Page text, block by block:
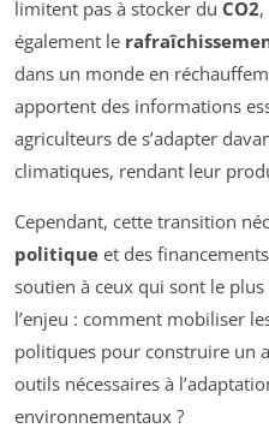
limitent pas à stocker du CO2
également le
dans un monde en
apportent des informations
agriculteurs de s’adapter
climatiques, rendant leur
Cependant, cette transition
politique et des
soutien à ceux qui sont le plus
l’enjeu : comment mobiliser
politiques pour construire un
outils nécessaires à
environnementaux ?